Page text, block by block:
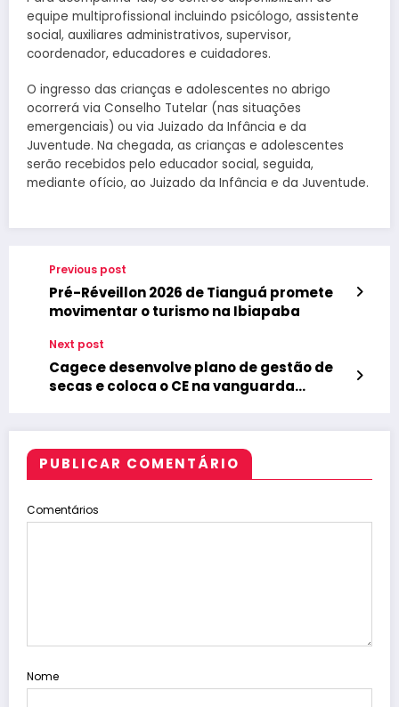
equipe multiprofissional incluindo psicólogo, assistente
social, auxiliares administrativos, supervisor,
coordenador, educadores e cuidadores.
O ingresso das crianças e adolescentes no abrigo
ocorrerá via Conselho Tutelar (nas situações
emergenciais) ou via Juizado da Infância e da
Juventude. Na chegada, as crianças e adolescentes
serão recebidos pelo educador social, seguida,
mediante ofício, ao Juizado da Infância e da Juventude.
Previous post
Pré-Réveillon 2026 de Tianguá promete
movimentar o turismo na Ibiapaba
Next post
Cagece desenvolve plano de gestão de
secas e coloca o CE na vanguarda
PUBLICAR COMENTÁRIO
Comentários
Nome